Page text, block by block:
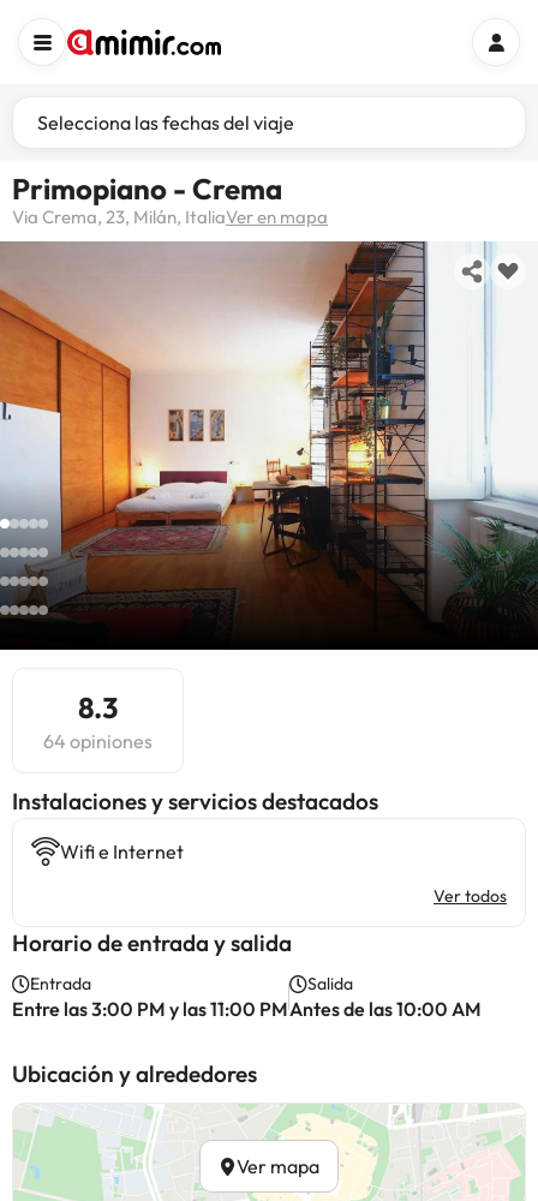
Selecciona las fechas del viaje
Primopiano - Crema
Via Crema, 23, Milán, ItaliaVer en mapa
8.3
64 opiniones
Instalaciones y servicios destacados
Wifi e Internet
Ver todos
Horario de entrada y salida
Entrada
Entre las 3:00 PM y las 11:00 PM
Salida
Antes de las 10:00 AM
Ubicación y alrededores
Ver mapa